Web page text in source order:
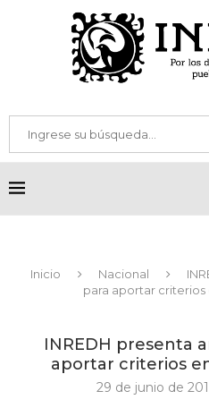
Inicio Nacional
para aportar criterios
INREDH presenta
aportar criterios
29 de junio de